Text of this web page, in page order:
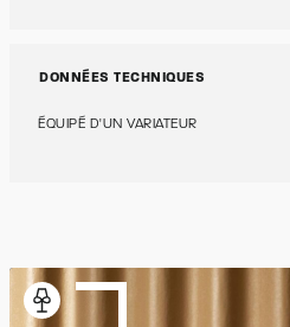
DONNÉES TECHNIQUES
ÉQUIPÉ D'UN VARIATEUR